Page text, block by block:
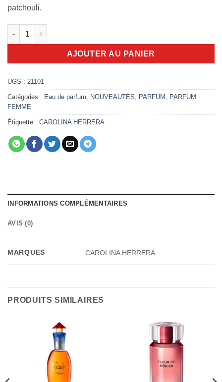
patchouli.
quantité de La Bomba Carolina Herrera 80ml
AJOUTER AU PANIER
UGS : 21101
Catégories : Eau de parfum NOUVEAUTÉS PARFUM
PARFUM
FEMME
Étiquette : CAROLINA HERRERA
INFORMATIONS COMPLÉMENTAIRES
AVIS (0)
MARQUES CAROLINA HERRERA
PRODUITS SIMILAIRES